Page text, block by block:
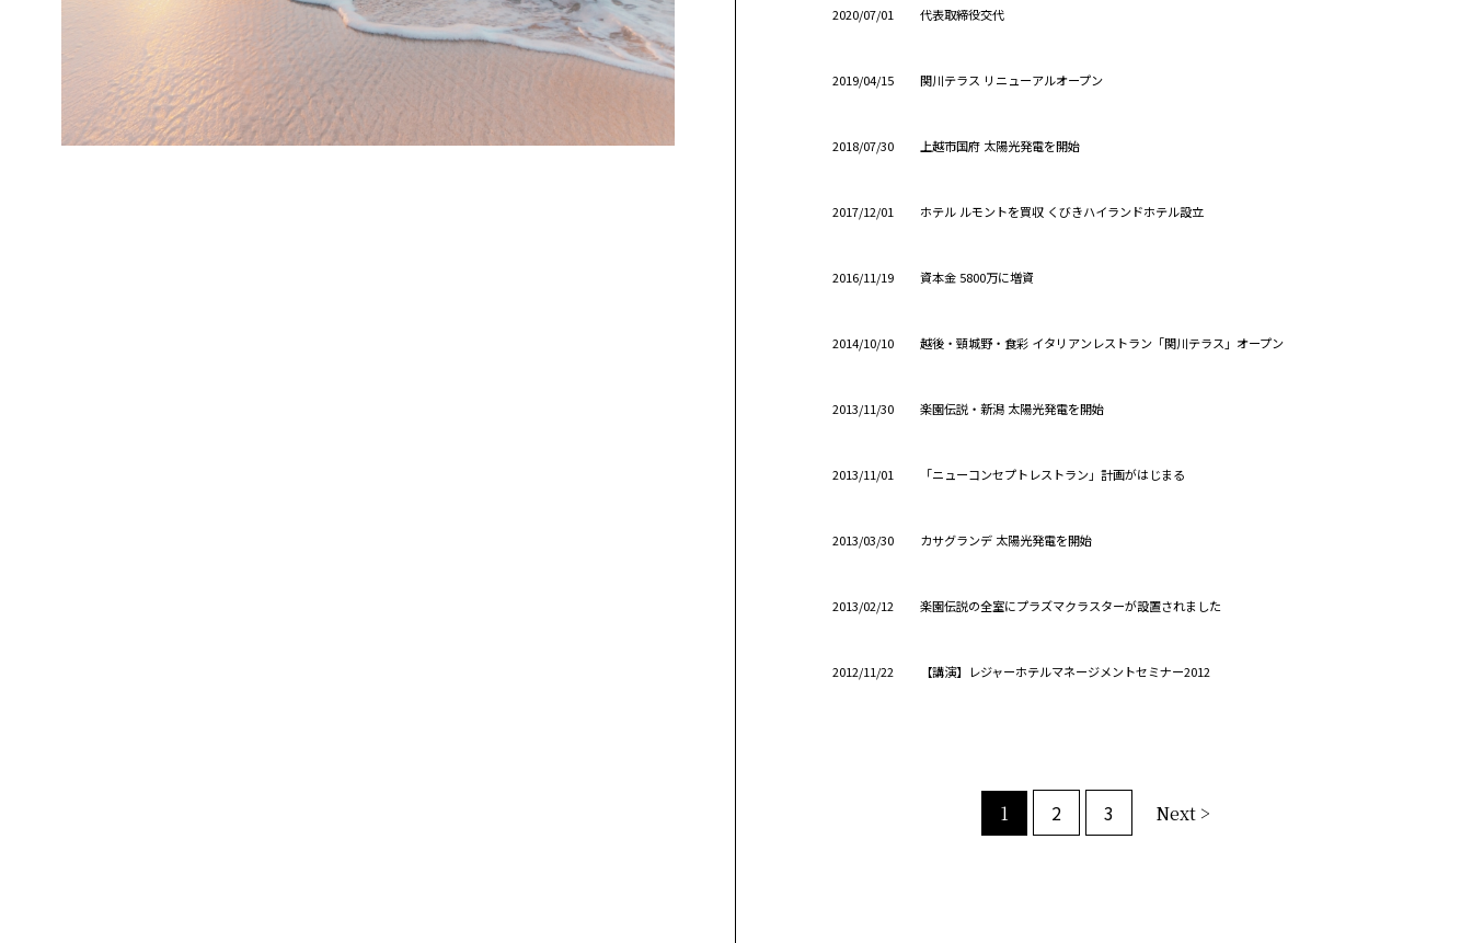
2020/07/01 代表取締役交代
2019/04/15 関川テラス リニューアルオープン
2018/07/30 上越市国府 太陽光発電を開始
2017/12/01 ホテル ルモントを買収 くびきハイランドホテル設立
2016/11/19 資本金 5800万に増資
2014/10/10 越後・頸城野・食彩 イタリアンレストラン「関川テラス」オープン
2013/11/30 楽園伝説・新潟 太陽光発電を開始
2013/11/01 「ニューコンセプトレストラン」計画がはじまる
2013/03/30 カサグランデ 太陽光発電を開始
2013/02/12 楽園伝説の全室にプラズマクラスターが設置されました
2012/11/22 【講演】レジャーホテルマネージメントセミナー2012
1 2 3 Next >